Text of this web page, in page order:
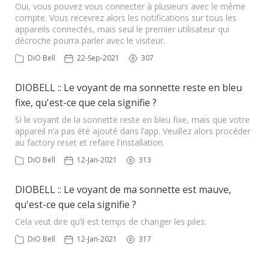
Login
Oui, vous pouvez vous connecter à plusieurs avec le même
compte. Vous recevrez alors les notifications sur tous les
appareils connectés, mais seul le premier utilisateur qui
décroche pourra parler avec le visiteur.
DiO Bell 22-Sep-2021 307
DIOBELL :: Le voyant de ma sonnette reste en bleu
fixe, qu'est-ce que cela signifie ?
Si le voyant de la sonnette reste en bleu fixe, mais que votre
appareil n’a pas été ajouté dans l’app. Veuillez alors procéder
au factory reset et refaire l'installation.
DiO Bell 12-Jan-2021 313
DIOBELL :: Le voyant de ma sonnette est mauve,
qu'est-ce que cela signifie ?
Cela veut dire qu’il est temps de changer les piles.
DiO Bell 12-Jan-2021 317